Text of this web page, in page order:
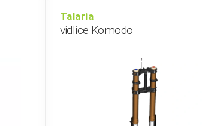
Talaria
vidlice Komodo